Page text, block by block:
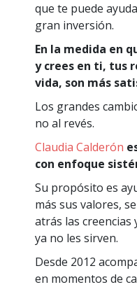
que te puede
gran inversión.
En la medida en
y crees en ti, tus
vida, son más
Los grandes
no al revés.
Claudia Calderón
con enfoque
Su propósito es
más sus valores,
atrás las creencias
ya no les sirven.
Desde 2012
en momentos de